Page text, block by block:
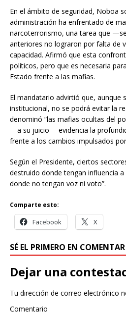
En el ámbito de seguridad, Noboa
administración ha enfrentado de
narcoterrorismo, una tarea que
anteriores no lograron por falta de
capacidad. Afirmó que esta
políticos, pero que es necesaria
Estado frente a las mafias.
El mandatario advirtió que, aunque
institucional, no se podrá evitar la
denominó “las mafias ocultas del
—a su juicio— evidencia la
frente a los cambios impulsados
Según el Presidente, ciertos
destruido donde tengan influencia
donde no tengan voz ni voto”.
Comparte esto:
Facebook X
SÉ EL PRIMERO EN COMENTAR
Dejar una
Tu dirección de correo electrónico
Comentario